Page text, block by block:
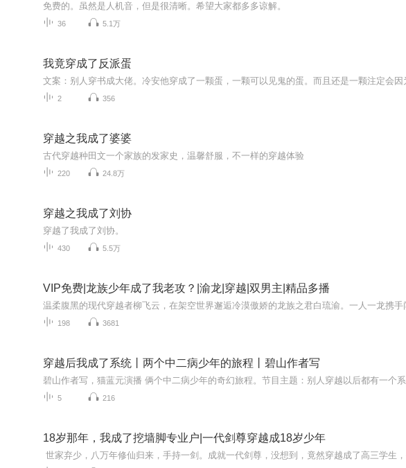
免费的。虽然是人机音，但是很清晰。希望大家都多多谅解。
36 5.1万
我竟穿成了反派蛋
2 356
穿越之我成了婆婆
古代穿越种田文一个家族的发家史，温馨舒服，不一样的穿越体验
220 24.8万
穿越之我成了刘协
穿越了我成了刘协。
430 5.5万
VIP免费|龙族少年成了我老攻？|渝龙|穿越|双男主|精品多播
198 3681
穿越后我成了系统丨两个中二病少年的旅程丨碧山作者写
5 216
18岁那年，我成了挖墙脚专业户|一代剑尊穿越成18岁少年